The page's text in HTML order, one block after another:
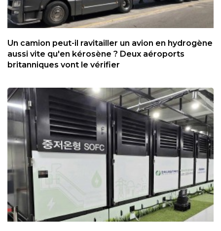
Un camion peut-il ravitailler un avion en hydrogène
aussi vite qu'en kérosène ? Deux aéroports
britanniques vont le vérifier